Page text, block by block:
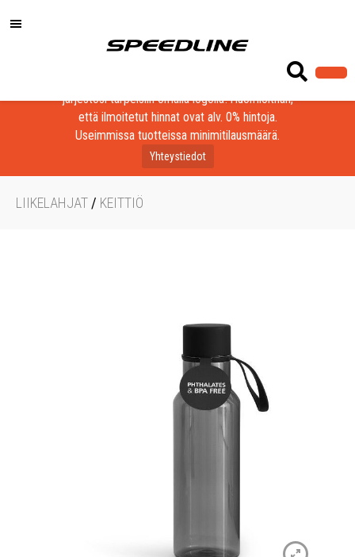
Löydä laadukkaat tuotteet yrityksesi, seurasi tai
järjestösi tarpeisiin omalla logolla! Huomioithan,
että ilmoitetut hinnat ovat alv. 0% hintoja.
Useimmissa tuotteissa minimitilausmäärä.
Yhteystiedot
LIIKELAHJAT / KEITTIÖ